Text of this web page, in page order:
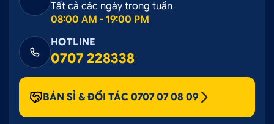
Tất cả các ngày trong tuần
08:00 AM - 19:00 PM
HOTLINE
0707 228338
BÁN SỈ & ĐỐI TÁC 0707 07 08 09